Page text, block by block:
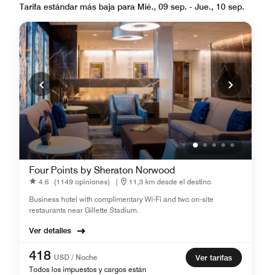
Tarifa estándar más baja para Mié., 09 sep. - Jue., 10 sep.
Four Points by Sheraton Norwood
4.6 (1149 opiniones) |
11,3 km desde el destino
Business hotel with complimentary Wi-Fi and two on-site
restaurants near Gillette Stadium.
Ver detalles
418 USD / Noche
Todos los impuestos y cargos están
Ver tarifas